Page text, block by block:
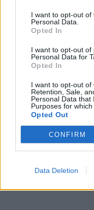
I want to opt-out of
Personal Data.
Opted In
I want to opt-out of
Personal Data for
Opted In
I want to opt-out of
Retention, Sale,
Personal Data that
Purposes for which
Opted Out
CONFIRM
Data Deletion